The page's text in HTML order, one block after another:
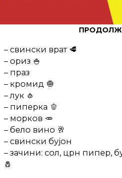
– свински врат 🥩
– ориз 🍚
– праз
– кромид 🧅
– лук 🧄
– пиперка 🫑
– морков 🥕
– бело вино 🥂
– свински бујон
– зачини: сол, црн пипер,
🧂